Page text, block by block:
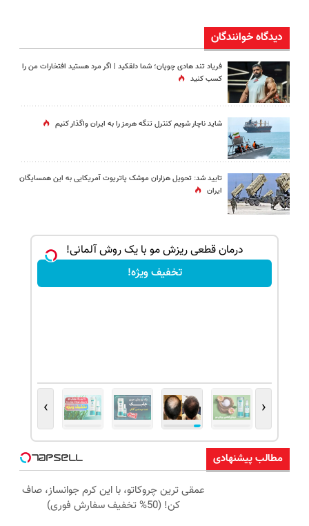
دیدگاه خوانندگان
فریاد تند هادی چوپان؛‌ شما دلقکید | اگر مرد هستید افتخارات من را
کسب کنید
شاید ناچار شویم کنترل تنگه هرمز را به ایران واگذار کنیم
تایید شد: تحویل هزاران موشک پاتریوت آمریکایی به این همسایگان
ایران
درمان قطعی ریزش مو با یک روش آلمانی!
تخفیف ویژه!
‹
›
مطالب پیشنهادی
عمقی ترین چروکاتو، با این کرم جوانساز، صاف
کن! (50% تخفیف سفارش فوری)